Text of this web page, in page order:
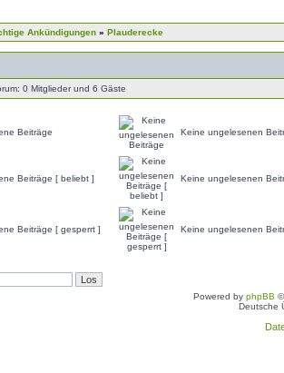
Ankündigungen » Plauderecke
0 Mitglieder und 6 Gäste
Beiträge Keine ungelesenen
Beiträge [ beliebt ] Keine ungelesenen
Beiträge [ gesperrt ] Keine ungelesenen
Powered by phpBB
Deutsche